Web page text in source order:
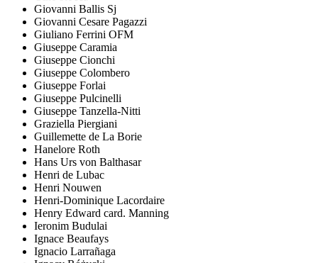
Giovanni Ballis Sj
Giovanni Cesare Pagazzi
Giuliano Ferrini OFM
Giuseppe Caramia
Giuseppe Cionchi
Giuseppe Colombero
Giuseppe Forlai
Giuseppe Pulcinelli
Giuseppe Tanzella-Nitti
Graziella Piergiani
Guillemette de La Borie
Hanelore Roth
Hans Urs von Balthasar
Henri de Lubac
Henri Nouwen
Henri-Dominique Lacordaire
Henry Edward card. Manning
Ieronim Budulai
Ignace Beaufays
Ignacio Larrañaga